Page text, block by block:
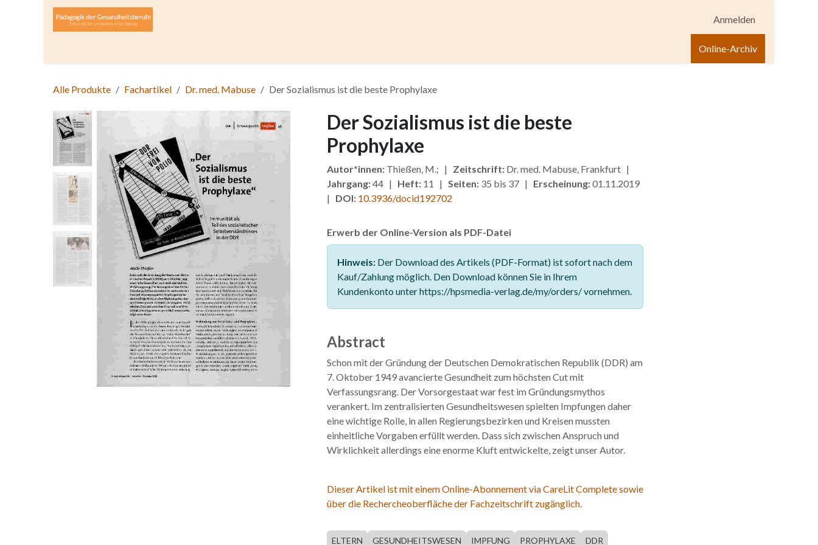
Zum Inhalt springen
Anmelden
Online-Archiv
Alle Produkte Fachartikel Dr. med. Mabuse Der Sozialismus ist die beste Prophylaxe
Der Sozialismus ist die beste
Prophylaxe
Autor*innen:Thießen, M.; | Zeitschrift:Dr. med. Mabuse, Frankfurt |
Jahrgang:44 | Heft:11 | Seiten:35 bis 37 | Erscheinung:01.11.2019
| DOI: 10.3936/docid192702
Erwerb der Online-Version als PDF-Datei
Hinweis:Der Download des Artikels (PDF-Format) ist sofort nach dem
Kauf/Zahlung möglich. Den Download können Sie in Ihrem
Kundenkonto unter https://hpsmedia-verlag.de/my/orders/ vornehmen.
Abstract
Schon mit der Gründung der Deutschen Demokratischen Republik (DDR) am
7. Oktober 1949 avancierte Gesundheit zum höchsten Cut mit
Verfassungsrang. Der Vorsorgestaat war fest im Gründungsmythos
verankert. Im zentralisierten Gesundheitswesen spielten Impfungen daher
eine wichtige Rolle, in allen Regierungsbezirken und Kreisen mussten
einheitliche Vorgaben erfüllt werden. Dass sich zwischen Anspruch und
Wirklichkeit allerdings eine enorme Kluft entwickelte, zeigt unser Autor.
Dieser Artikel ist mit einem Online-Abonnement via CareLit Complete sowie
über die Rechercheoberfläche der Fachzeitschrift zugänglich.
ELTERN GESUNDHEITSWESEN IMPFUNG PROPHYLAXE
DDR